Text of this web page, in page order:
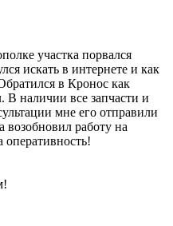
участка порвался
искать в интернете и как
в Кронос как
В наличии все запчасти и
мне его отправили
возобновил работу на
оперативность!